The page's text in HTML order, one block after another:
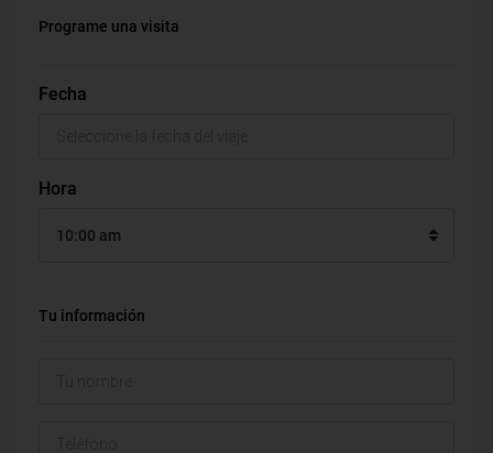
Programe una visita
Fecha
Hora
10:00 am
Tu información